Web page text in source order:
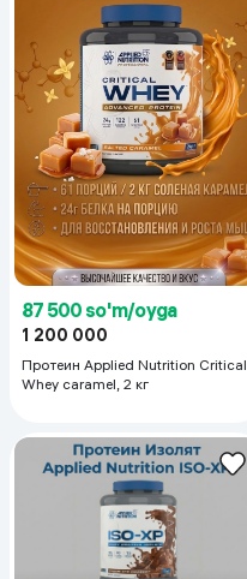
87 500 so'm/oyga
1 200 000
Протеин Applied Nutrition Critical
Whey caramel, 2 кг